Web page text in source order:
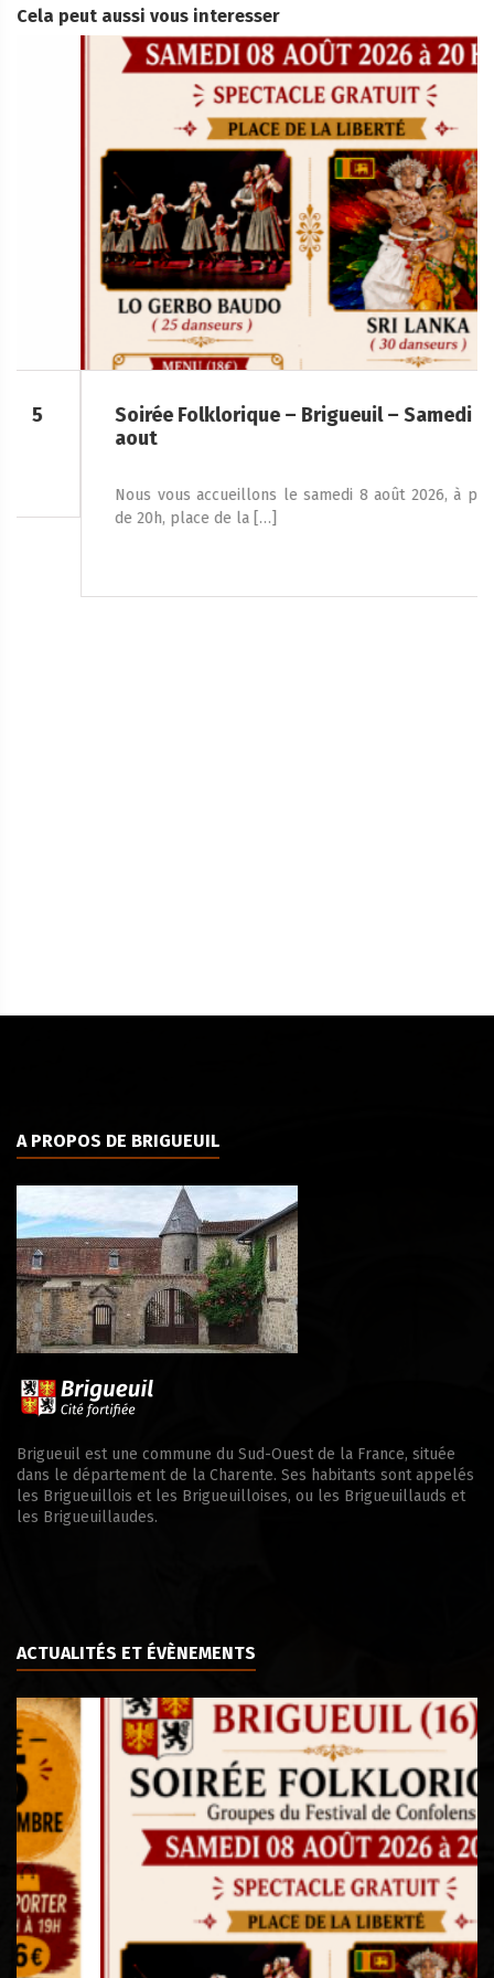
Cela peut aussi vous interesser
Soirée Folklorique – Brigueuil – Samedi 08
Nous vous accueillons le samedi 8 août 2026, à partir
de 20h, place de la […]
A PROPOS DE BRIGUEUIL
Brigueuil est une commune du Sud-Ouest de la France, située
dans le département de la Charente. Ses habitants sont appelés
les Brigueuillois et les Brigueuilloises, ou les Brigueuillauds et
les Brigueuillaudes.
ACTUALITÉS ET ÉVÈNEMENTS